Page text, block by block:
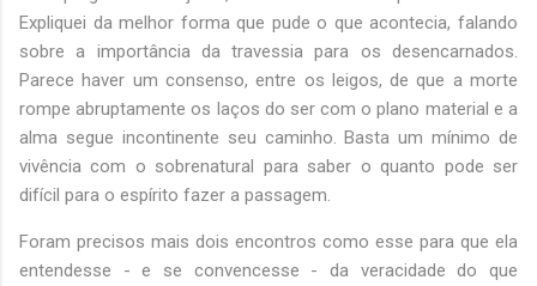
Expliquei da melhor forma que pude o que acontecia, falando
sobre a importância da travessia para os desencarnados.
Parece haver um consenso, entre os leigos, de que a morte
rompe abruptamente os laços do ser com o plano material e a
alma segue incontinente seu caminho. Basta um mínimo de
vivência com o sobrenatural para saber o quanto pode ser
difícil para o espírito fazer a passagem.
Foram precisos mais dois encontros como esse para que ela
entendesse - e se convencesse - da veracidade do que